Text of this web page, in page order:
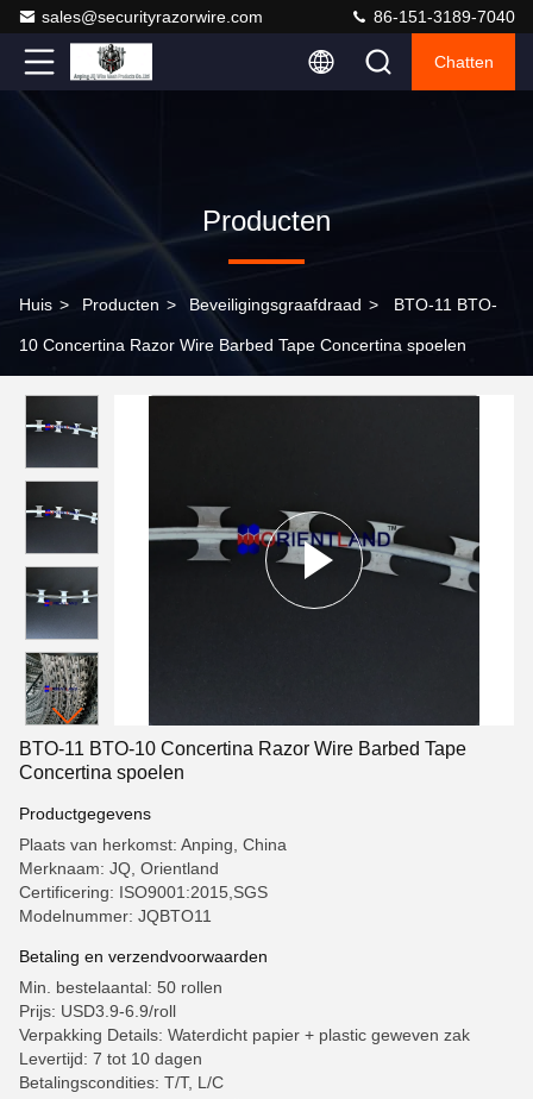
sales@securityrazorwire.com 86-151-3189-7040
Chatten
Producten
Huis > Producten > Beveiligingsgraafdraad > BTO-11 BTO-
10 Concertina Razor Wire Barbed Tape Concertina spoelen
BTO-11 BTO-10 Concertina Razor Wire Barbed Tape
Concertina spoelen
Productgegevens
Plaats van herkomst: Anping, China
Merknaam: JQ, Orientland
Certificering: ISO9001:2015,SGS
Modelnummer: JQBTO11
Betaling en verzendvoorwaarden
Min. bestelaantal: 50 rollen
Prijs: USD3.9-6.9/roll
Verpakking Details: Waterdicht papier + plastic geweven zak
Levertijd: 7 tot 10 dagen
Betalingscondities: T/T, L/C